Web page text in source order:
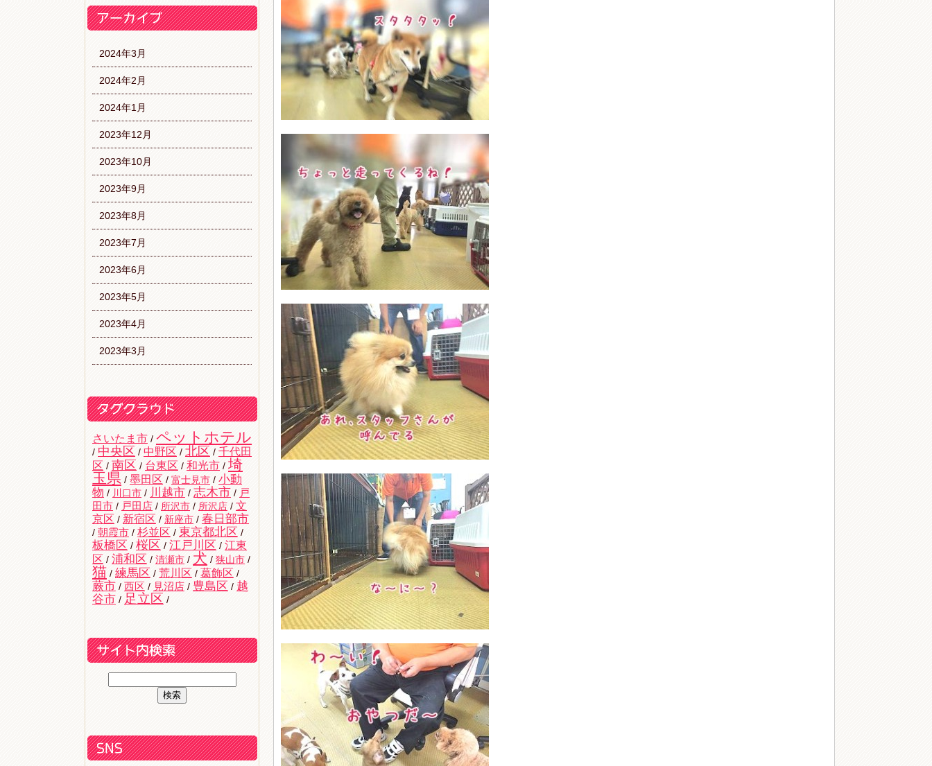
2024年3月
2024年2月
2024年1月
2023年12月
2023年10月
2023年9月
2023年8月
2023年7月
2023年6月
2023年5月
2023年4月
2023年3月
さいたま市 / ペットホテル
/ 中央区 / 中野区 / 北区 / 千代田
区 / 南区 / 台東区 / 和光市 / 埼
玉県 / 墨田区 / 富士見市 / 小動
物 / 川口市 / 川越市 / 志木市 / 戸
田市 / 戸田店 / 所沢市 / 所沢店 / 文
京区 / 新宿区 / 新座市 / 春日部市
/ 朝霞市 / 杉並区 / 東京都北区 /
板橋区 / 桜区 / 江戸川区 / 江東
区 / 浦和区 / 清瀬市 / 犬 / 狭山市 /
猫 / 練馬区 / 荒川区 / 葛飾区 /
蕨市 / 西区 / 見沼店 / 豊島区 / 越
谷市 / 足立区 /